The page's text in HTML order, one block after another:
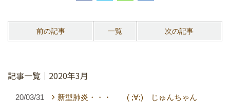
前の記事 一覧 次の記事
記事一覧｜2020年3月
20/03/31 新型肺炎・・・ ( ;∀;) じゅんちゃん